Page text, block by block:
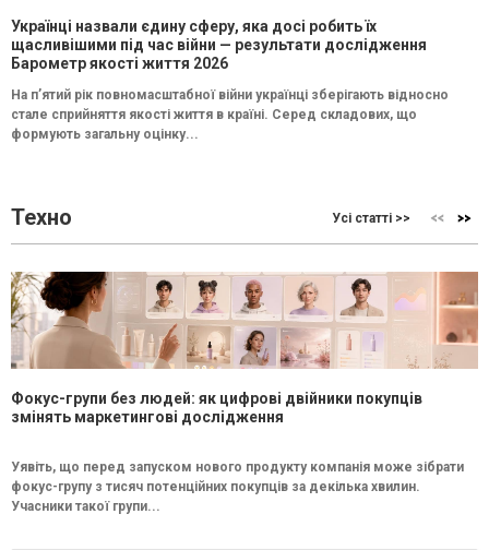
Українці назвали єдину сферу, яка досі робить їх
щасливішими під час війни — результати дослідження
Барометр якості життя 2026
На п’ятий рік повномасштабної війни українці зберігають відносно
стале сприйняття якості життя в країні. Серед складових, що
формують загальну оцінку...
Техно Усі статті >>
Фокус-групи без людей: як цифрові двійники покупців
змінять маркетингові дослідження
Уявіть, що перед запуском нового продукту компанія може зібрати
фокус-групу з тисяч потенційних покупців за декілька хвилин.
Учасники такої групи...